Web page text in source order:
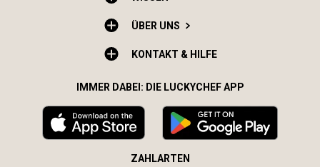
ÜBER UNS
KONTAKT & HILFE
IMMER DABEI: DIE LUCKYCHEF APP
ZAHLARTEN